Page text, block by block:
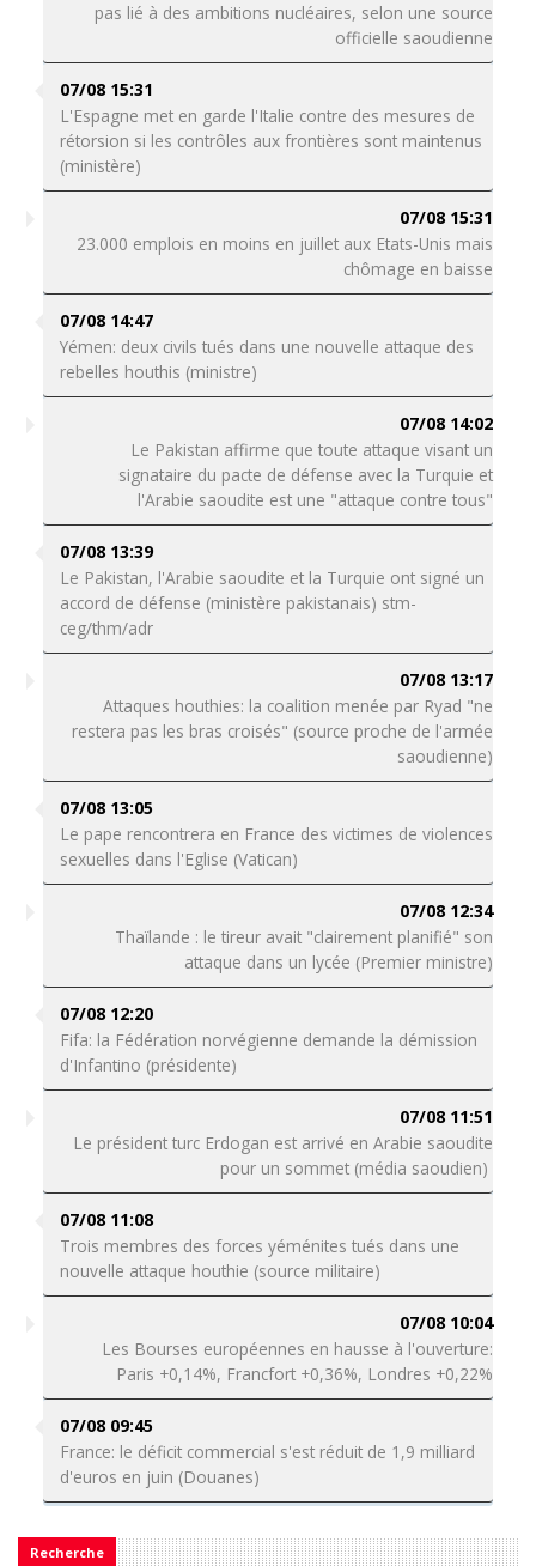
pas lié à des ambitions nucléaires, selon une source
officielle saoudienne
07/08 15:31
L'Espagne met en garde l'Italie contre des mesures de
rétorsion si les contrôles aux frontières sont maintenus
(ministère)
07/08 15:31
23.000 emplois en moins en juillet aux Etats-Unis mais
chômage en baisse
07/08 14:47
Yémen: deux civils tués dans une nouvelle attaque des
rebelles houthis (ministre)
07/08 14:02
Le Pakistan affirme que toute attaque visant un
signataire du pacte de défense avec la Turquie et
l'Arabie saoudite est une "attaque contre tous"
07/08 13:39
Le Pakistan, l'Arabie saoudite et la Turquie ont signé un
accord de défense (ministère pakistanais) stm-
ceg/thm/adr
07/08 13:17
Attaques houthies: la coalition menée par Ryad "ne
restera pas les bras croisés" (source proche de l'armée
saoudienne)
07/08 13:05
Le pape rencontrera en France des victimes de violences
sexuelles dans l'Eglise (Vatican)
07/08 12:34
Thaïlande : le tireur avait "clairement planifié" son
attaque dans un lycée (Premier ministre)
07/08 12:20
Fifa: la Fédération norvégienne demande la démission
d'Infantino (présidente)
07/08 11:51
Le président turc Erdogan est arrivé en Arabie saoudite
pour un sommet (média saoudien)
07/08 11:08
Trois membres des forces yéménites tués dans une
nouvelle attaque houthie (source militaire)
07/08 10:04
Les Bourses européennes en hausse à l'ouverture:
Paris +0,14%, Francfort +0,36%, Londres +0,22%
07/08 09:45
France: le déficit commercial s'est réduit de 1,9 milliard
d'euros en juin (Douanes)
Recherche